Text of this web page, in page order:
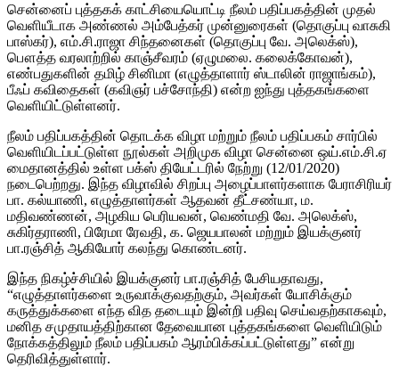
சென்னைப் புத்தகக் காட்சியையொட்டி நீலம் பதிப்பகத்தின் முதல்
வெளியீடாக அண்ணல் அம்பேத்கர் முன்னுரைகள் (தொகுப்பு வாசுகி
பாஸ்கர்), எம்.சி.ராஜா சிந்தனைகள் (தொகுப்பு வே. அலெக்ஸ்),
பௌத்த வரலாற்றில் காஞ்சீவரம் (ஏழுமலை. கலைக்கோவன்),
எண்பதுகளின் தமிழ் சினிமா (எழுத்தாளார் ஸ்டாலின் ராஜாங்கம்),
பீஃப் கவிதைகள் (கவிஞர் பச்சோந்தி) என்ற ஐந்து புத்தகங்களை
வெளியிட்டுள்ளனர்.
நீலம் பதிப்பகத்தின் தொடக்க விழா மற்றும் நீலம் பதிப்பகம் சார்பில்
வெளியிடப்பட்டுள்ள நூல்கள் அறிமுக விழா சென்னை ஒய்.எம்.சி.ஏ
மைதானத்தில் உள்ள பக்ஸ் தியேட்டரில் நேற்று (12/01/2020)
நடைபெற்றது. இந்த விழாவில் சிறப்பு அழைப்பாளர்களாக பேராசிரியர்
பா. கல்யாணி, எழுத்தாளர்கள் ஆதவன் தீட்சண்யா, ம.
மதிவண்ணன், அழகிய பெரியவன், வெண்மதி வே. அலெக்ஸ்,
சுகிர்தராணி, பிரேமா ரேவதி, க. ஜெயபாலன் மற்றும் இயக்குனர்
பா.ரஞ்சித் ஆகியோர் கலந்து கொண்டனர்.
இந்த நிகழ்ச்சியில் இயக்குனர் பா.ரஞ்சித் பேசியதாவது,
“எழுத்தாளர்களை உருவாக்குவதற்கும், அவர்கள் யோசிக்கும்
கருத்துக்களை எந்த வித தடையும் இன்றி பதிவு செய்வதற்காகவும்,
மனித சமுதாயத்திற்கான தேவையான புத்தகங்களை வெளியிடும்
நோக்கத்திலும் நீலம் பதிப்பகம் ஆரம்பிக்கப்பட்டுள்ளது” என்று
தெரிவித்துள்ளார்.